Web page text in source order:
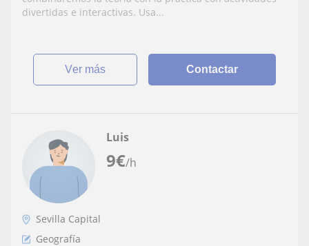
divertidas e interactivas. Usa...
ver más Contactar
9€/h
Luis
Sevilla Capital
Geografía